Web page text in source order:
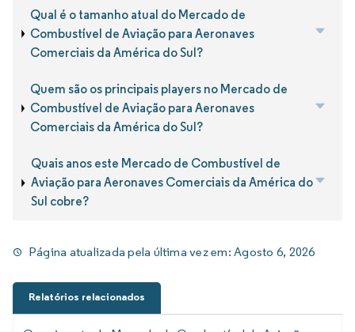
Qual é o tamanho atual do Mercado de
Combustível de Aviação para Aeronaves
Comerciais da América do Sul?
Quem são os principais players no Mercado de
Combustível de Aviação para Aeronaves
Comerciais da América do Sul?
Quais anos este Mercado de Combustível de
Aviação para Aeronaves Comerciais da América do
Sul cobre?
Página atualizada pela última vez em:Agosto 6, 2026
Relatórios relacionados